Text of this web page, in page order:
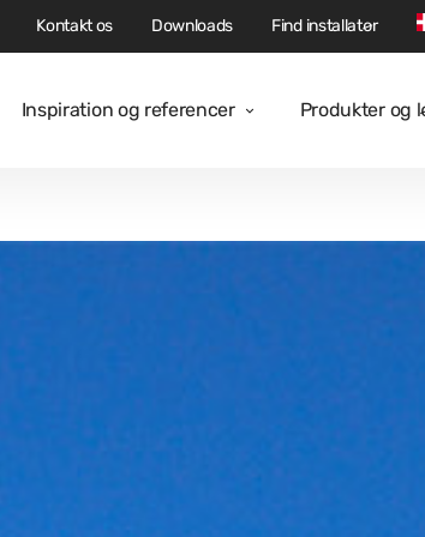
Inspiration og referencer Produkter og
Kontakt os Downloads Find installatør